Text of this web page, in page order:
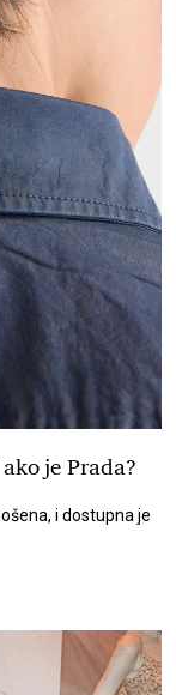
je Prada?
i dostupna je